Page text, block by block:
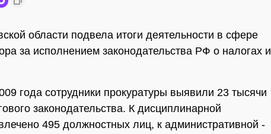
области подвела итоги деятельности в сфере
за исполнением законодательства РФ о налогах и
года сотрудники прокуратуры выявили 23 тысячи
законодательства. К дисциплинарной
495 должностных лиц, к административной -